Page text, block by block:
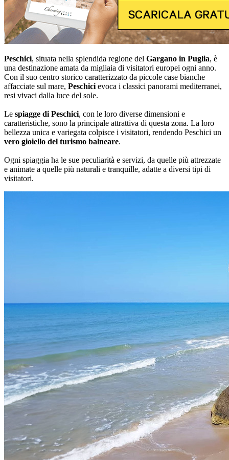
Peschici, situata nella splendida regione del Gargano in Puglia, è
una destinazione amata da migliaia di visitatori europei ogni anno.
Con il suo centro storico caratterizzato da piccole case bianche
affacciate sul mare, Peschici evoca i classici panorami mediterranei,
resi vivaci dalla luce del sole.
Le spiagge di Peschici, con le loro diverse dimensioni e
caratteristiche, sono la principale attrattiva di questa zona. La loro
bellezza unica e variegata colpisce i visitatori, rendendo Peschici un
vero gioiello del turismo balneare.
Ogni spiaggia ha le sue peculiarità e servizi, da quelle più attrezzate
e animate a quelle più naturali e tranquille, adatte a diversi tipi di
visitatori.